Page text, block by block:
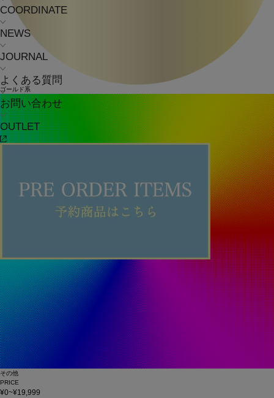
COORDINATE
NEWS
JOURNAL
よくある質問
お問い合わせ
OUTLET
ゴールド系
その他
PRICE
¥0~¥19,999